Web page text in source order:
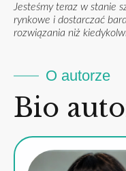
Jesteśmy teraz w stanie
rynkowe i dostarczać
rozwiązania niż
O autorze
Bio